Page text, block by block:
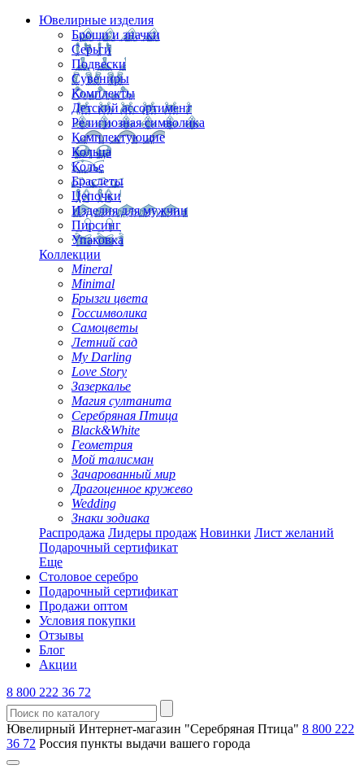
Ювелирные изделия
Броши и значки
Серьги
Подвески
Сувениры
Комплекты
Детский ассортимент
Религиозная символика
Комплектующие
Кольца
Колье
Браслеты
Цепочки
Изделия для мужчин
Пирсинг
Упаковка
Коллекции
Mineral
Minimal
Брызги цвета
Госсимволика
Самоцветы
Летний сад
My Darling
Love Story
Зазеркалье
Магия султанита
Серебряная Птица
Black&White
Геометрия
Мой талисман
Зачарованный мир
Драгоценное кружево
Wedding
Знаки зодиака
Распродажа Лидеры продаж Новинки Лист желаний
Подарочный сертификат
Еще
Столовое серебро
Подарочный сертификат
Продажи оптом
Условия покупки
Отзывы
Блог
Акции
8 800 222 36 72
Ювелирный Интернет-магазин "Серебряная Птица" 8 800 222
36 72 Россия пункты выдачи вашего города